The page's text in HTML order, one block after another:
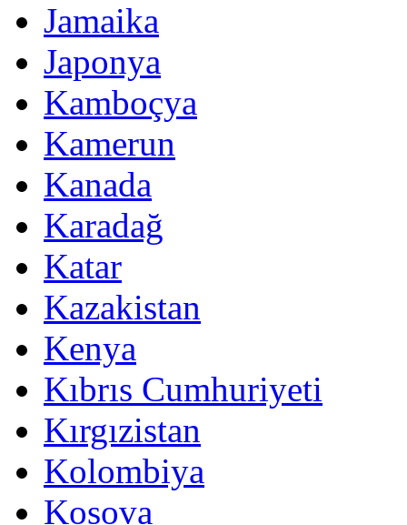
Jamaika
Japonya
Kamboçya
Kamerun
Kanada
Karadağ
Katar
Kazakistan
Kenya
Kıbrıs Cumhuriyeti
Kırgızistan
Kolombiya
Kosova